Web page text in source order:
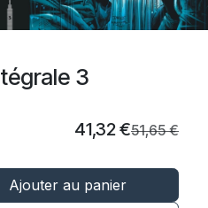
3
Ajouter au panier
41,32€51,65€